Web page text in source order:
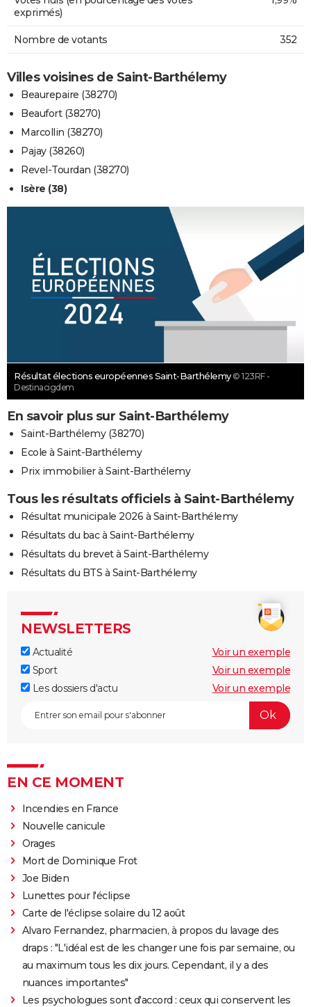
exprimés)
Nombre de votants 352
Villes voisines de Saint-Barthélemy
Beaurepaire (38270)
Beaufort (38270)
Marcollin (38270)
Pajay (38260)
Revel-Tourdan (38270)
Isère (38)
Résultat élections européennes Saint-Barthélemy © 123RF -
Destinacigdem
En savoir plus sur Saint-Barthélemy
Saint-Barthélemy (38270)
Ecole à Saint-Barthélemy
Prix immobilier à Saint-Barthélemy
Tous les résultats officiels à Saint-Barthélemy
Résultat municipale 2026 à Saint-Barthélemy
Résultats du bac à Saint-Barthélemy
Résultats du brevet à Saint-Barthélemy
Résultats du BTS à Saint-Barthélemy
NEWSLETTERS
Actualité
Voir un exemple
Sport
Voir un exemple
Les dossiers d'actu
Voir un exemple
EN CE MOMENT
Incendies en France
Nouvelle canicule
Orages
Mort de Dominique Frot
Joe Biden
Lunettes pour l'éclipse
Carte de l'éclipse solaire du 12 août
Alvaro Fernandez, pharmacien, à propos du lavage des
draps : "L'idéal est de les changer une fois par semaine, ou
au maximum tous les dix jours. Cependant, il y a des
nuances importantes"
Les psychologues sont d'accord : ceux qui conservent les